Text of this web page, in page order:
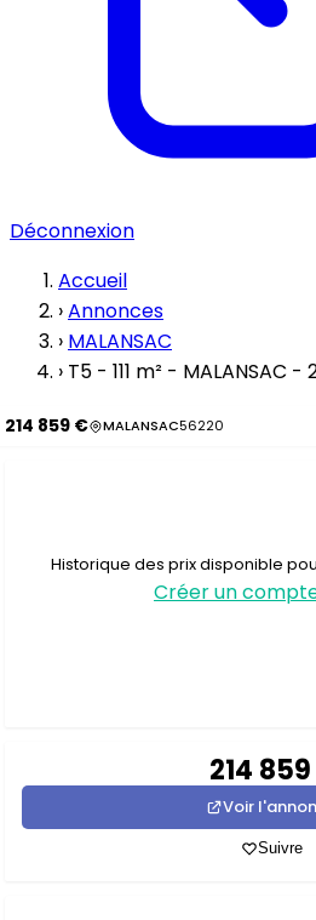
Déconnexion
Accueil
›Annonces
› MALANSAC
› T5 - 111 m² - MALANSAC -
214 859 € MALANSAC56220
Historique des prix disponible
Créer un
214 859
Voir
Suivre